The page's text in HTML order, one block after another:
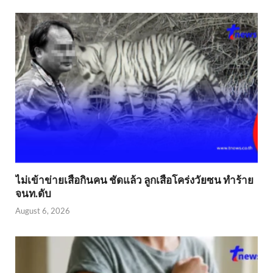
ไม่เข้าข่าย​เสือกินคน ชัดแล้ว ลูกเสือโคร่งวัยซน ทำร้าย
จนท.ดับ
August 6, 2026